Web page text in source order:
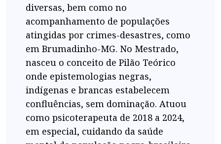
diversas, bem como no
acompanhamento de populações
atingidas por crimes-desastres, como
em Brumadinho-MG. No Mestrado,
nasceu o conceito de Pilão Teórico
onde epistemologias negras,
indígenas e brancas estabelecem
confluências, sem dominação. Atuou
como psicoterapeuta de 2018 a 2024,
em especial, cuidando da saúde